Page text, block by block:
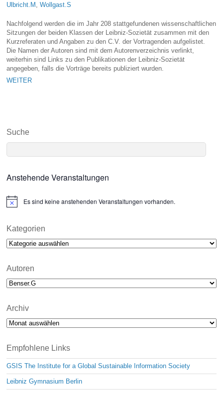
Ulbricht.M ,Wollgast.S
Nachfolgend werden die im Jahr 208 stattgefundenen wissenschaftlichen
Sitzungen der beiden Klassen der Leibniz-Sozietät zusammen mit den
Kurzreferaten und Angaben zu den C.V. der Vortragenden aufgelistet.
Die Namen der Autoren sind mit dem Autorenverzeichnis verlinkt,
weiterhin sind Links zu den Publikationen der Leibniz-Sozietät
angegeben, falls die Vorträge bereits publiziert wurden.
WEITER
Suche
Anstehende Veranstaltungen
N
i
e
Es sind keine anstehenden Veranstaltungen vorhanden.
Kategorien
Kategorien
Autoren
Archiv
Archiv
Empfohlene Links
GSIS The Institute for a Global Sustainable Information Society
Leibniz Gymnasium Berlin